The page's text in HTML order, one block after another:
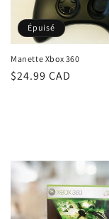
Épuisé
Manette Xbox 360
Prix
$24.99 CAD